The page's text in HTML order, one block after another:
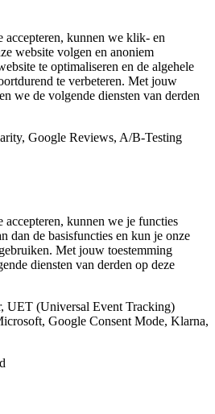
accepteren, kunnen we klik- en
website volgen en anoniem
te optimaliseren en de algehele
te verbeteren. Met jouw
we de volgende diensten van derden
Google Reviews, A/B-Testing
accepteren, kunnen we je functies
dan de basisfuncties en kun je onze
Met jouw toestemming
diensten van derden op deze
UET (Universal Event Tracking)
Google Consent Mode, Klarna,